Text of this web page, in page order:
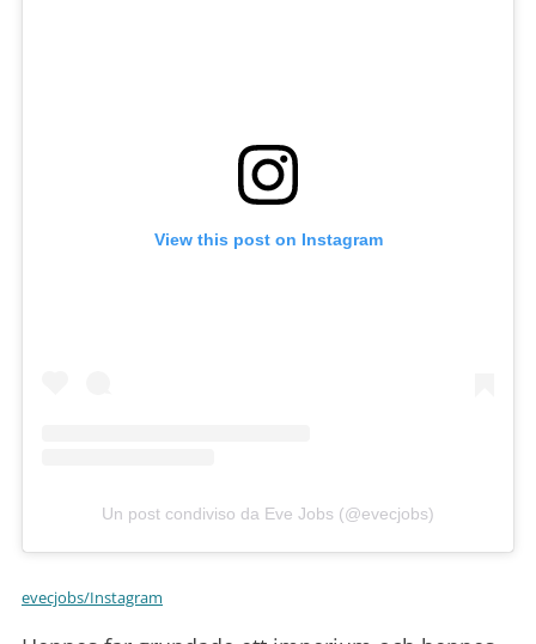
View this post on Instagram
Un post condiviso da Eve Jobs (@evecjobs)
evecjobs/Instagram